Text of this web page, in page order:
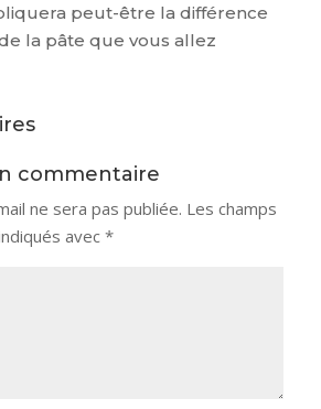
peut-être la différence
la pâte que vous allez
commentaire
ne sera pas publiée. Les champs
avec *